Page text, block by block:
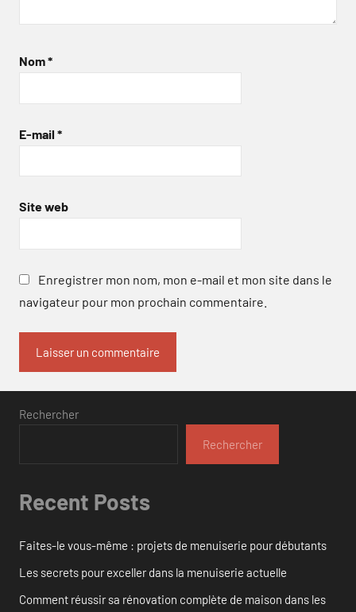
Nom*
E-mail *
Site web
Enregistrer mon nom, mon e-mail et mon site dans le
navigateur pour mon prochain commentaire.
Rechercher
Rechercher
Recent Posts
Faites-le vous-même : projets de menuiserie pour débutants
Les secrets pour exceller dans la menuiserie actuelle
Comment réussir sa rénovation complète de maison dans les